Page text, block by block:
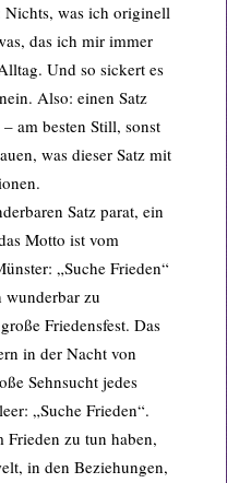
Nichts, was ich originell
das ich mir immer
Und so sickert es
Also: einen Satz
am besten Still, sonst
was dieser Satz mit
Satz parat, ein
Motto ist vom
„Suche Frieden“
wunderbar zu
Friedensfest. Das
in der Nacht von
Sehnsucht jedes
„Suche Frieden“.
zu tun haben,
in den Beziehungen,